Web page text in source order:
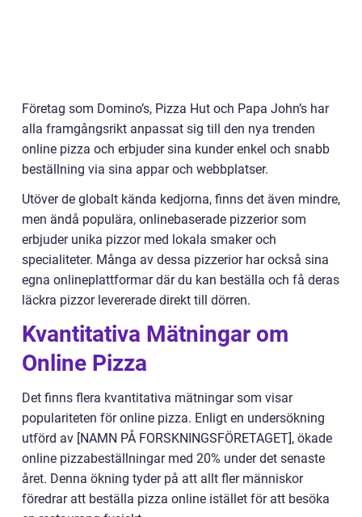
Företag som Domino’s, Pizza Hut och Papa John’s har
alla framgångsrikt anpassat sig till den nya trenden
online pizza och erbjuder sina kunder enkel och snabb
beställning via sina appar och webbplatser.
Utöver de globalt kända kedjorna, finns det även mindre,
men ändå populära, onlinebaserade pizzerior som
erbjuder unika pizzor med lokala smaker och
specialiteter. Många av dessa pizzerior har också sina
egna onlineplattformar där du kan beställa och få deras
läckra pizzor levererade direkt till dörren.
Kvantitativa Mätningar om
Online Pizza
Det finns flera kvantitativa mätningar som visar
populariteten för online pizza. Enligt en undersökning
utförd av [NAMN PÅ FORSKNINGSFÖRETAGET], ökade
online pizzabeställningar med 20% under det senaste
året. Denna ökning tyder på att allt fler människor
föredrar att beställa pizza online istället för att besöka